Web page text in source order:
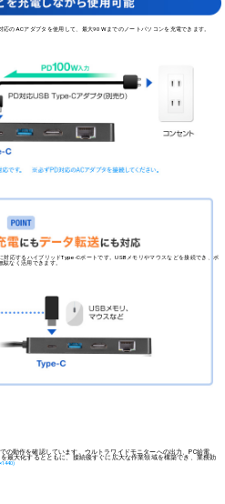
機器を接続できる USB 2.0ポートを2つ、USB 5Gbpsポート
USB2.0ポートにはマウスやキーボードなど、